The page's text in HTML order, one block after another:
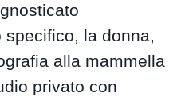
la donna,
alla mammella
privato con